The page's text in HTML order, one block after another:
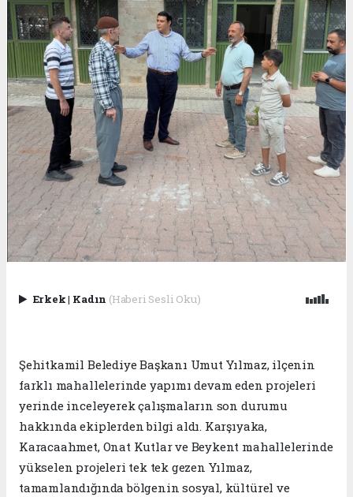
Erkek| Kadın (Haberi Sesli Oku)
Şehitkamil Belediye Başkanı Umut Yılmaz, ilçenin
farklı mahallelerinde yapımı devam eden projeleri
yerinde inceleyerek çalışmaların son durumu
hakkında ekiplerden bilgi aldı. Karşıyaka,
Karacaahmet, Onat Kutlar ve Beykent mahallelerinde
yükselen projeleri tek tek gezen Yılmaz,
tamamlandığında bölgenin sosyal, kültürel ve